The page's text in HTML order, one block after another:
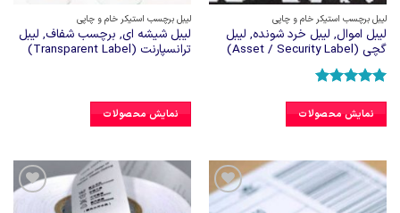
لیبل برچسب استیکر خام و چاپی
لیبل اموال, لیبل خرد شونده, لیبل
گچی (Asset / Security Label)
نمایش محصولات
لیبل برچسب استیکر خام و چاپی
لیبل شیشه ای, برچسب شفاف, لیبل
ترانسپارنت (Transparent Label)
نمایش محصولات
افزودن
افزودن